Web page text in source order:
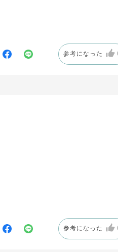
参考になった
参考になった